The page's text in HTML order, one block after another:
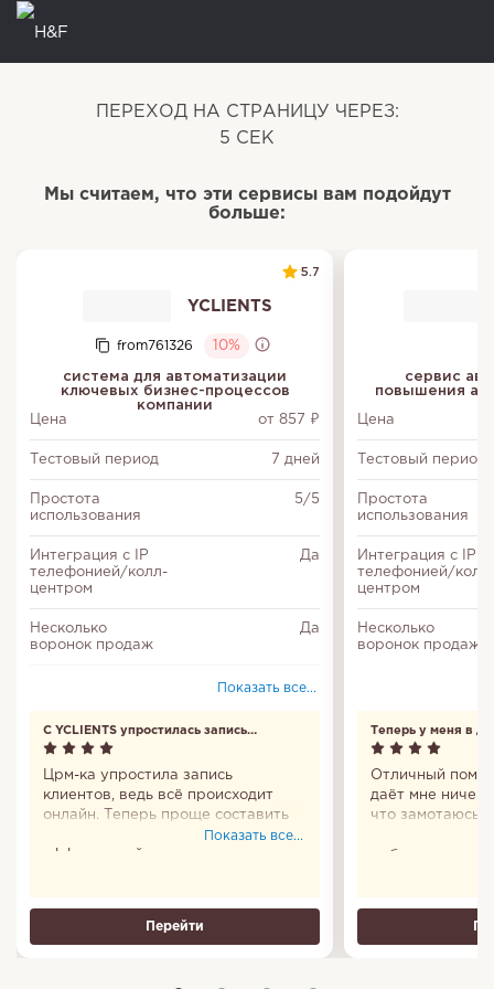
ПЕРЕХОД НА СТРАНИЦУ ЧЕРЕЗ:
5 СЕК
Мы считаем, что эти сервисы вам подойдут
больше:
5.7
YCLIENTS
from761326 10%
система для автоматизации
ключевых бизнес-процессов
компании
Цена
от 857 ₽
Тестовый период 7 дней
Простота
использования
5/5
Интеграция с IP
телефонией/колл-
центром
Да
Несколько
воронок продаж
Да
программ
Да
Настройка
доступа
федеральному
Показать все...
С YCLIENTS упростилась запись
клиентов
Црм-ка упростила запись
клиентов, ведь всё происходит
онлайн. Теперь проще составить
график и сделать работу
эффективней.
Показать все...
Перейти
сервис
повышения
Цена
Тестовый период
Простота
использования
Интеграция с IP
телефонией/колл-
центром
Несколько
воронок продаж
Теперь у меня в
Отличный
даёт мне
что замотаюсь
мобильное